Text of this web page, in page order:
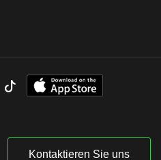
Kontaktieren Sie uns